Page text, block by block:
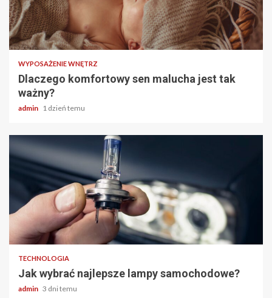
3 min odczytu
WYPOSAŻENIE WNĘTRZ
Dlaczego komfortowy sen malucha jest tak
ważny?
admin 1 dzień temu
2 min odczytu
TECHNOLOGIA
Jak wybrać najlepsze lampy samochodowe?
admin 3 dni temu